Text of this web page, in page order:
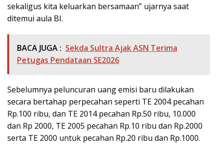
sekaligus kita keluarkan bersamaan” ujarnya saat
ditemui aula BI.
BACA JUGA : Sekda Sultra Ajak ASN Terima
Petugas Pendataan SE2026
Sebelumnya peluncuran uang emisi baru dilakukan
secara bertahap perpecahan seperti TE 2004 pecahan
Rp.100 ribu, dan TE 2014 pecahan Rp.50 ribu, 10.000
dan Rp 2000, TE 2005 pecahan Rp.10 ribu dan Rp.2000
serta TE 2000 untuk pecahan Rp.20 ribu dan Rp.1000.